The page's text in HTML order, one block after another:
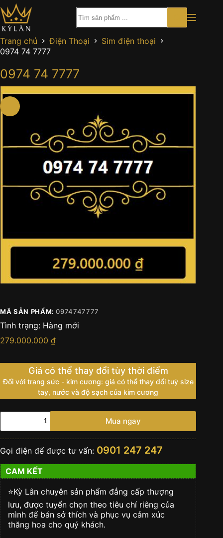
Chuyển
đến
phần
nội
dung
Trang chủ Điện Thoại
Sim điện thoại
0974 74 7777
0974 74 7777
MÃ SẢN PHẨM:0974747777
Tình trạng: Hàng mới
279.000.000 ₫
Giá có thể thay đổi tùy thời điểm
Đối với trang sức - kim cương: giá có thể thay đổi tuỳ size
tay, nước và độ sạch của kim cương
0974
7777
lượng
Mua ngay
Gọi điện để được tư vấn: 0901 247 247
CAM KẾT
⭐️Kỳ Lân chuyên sản phẩm đẳng cấp thượng
lưu, được tuyển chọn theo tiêu chí riêng của
mình để bán sở thích và phục vụ cảm xúc
thăng hoa cho quý khách.